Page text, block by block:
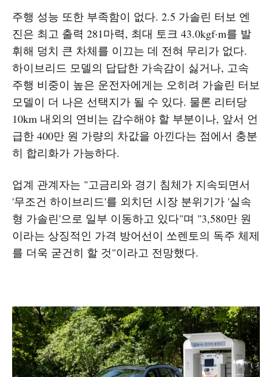
주행 성능 또한 부족함이 없다. 2.5 가솔린 터보 엔
진은 최고 출력 281마력, 최대 토크 43.0kgf·m를 발
휘해 덩치 큰 차체를 이끄는 데 전혀 무리가 없다.
하이브리드 모델의 답답한 가속감이 싫거나, 고속
주행 비중이 높은 운전자에게는 오히려 가솔린 터보
모델이 더 나은 선택지가 될 수 있다. 물론 리터당
10km 내외의 연비는 감수해야 할 부분이나, 앞서 언
급한 400만 원 가량의 차값을 아낀다는 점에서 충분
히 합리화가 가능하다.
업계 관계자는 "고금리와 경기 침체가 지속되면서
'무조건 하이브리드'를 외치던 시장 분위기가 '실속
형 가솔린'으로 일부 이동하고 있다"며 "3,580만 원
이라는 상징적인 가격 방어선이 쏘렌토의 독주 체제
를 더욱 굳건히 할 것"이라고 전망했다.